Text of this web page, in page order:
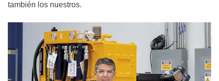
también los nuestros.